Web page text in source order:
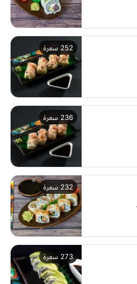
252 سعرة
236 سعرة
232 سعرة
273 سعرة